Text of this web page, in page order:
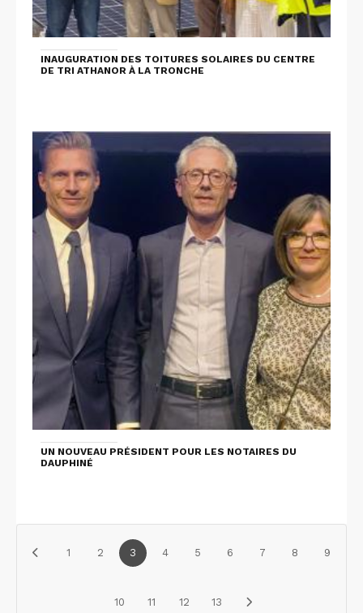
INAUGURATION DES TOITURES SOLAIRES DU CENTRE
DE TRI ATHANOR À LA TRONCHE
UN NOUVEAU PRÉSIDENT POUR LES NOTAIRES DU
DAUPHINÉ
1 2 3 4 5 6 7 8 9
10 11 12 13